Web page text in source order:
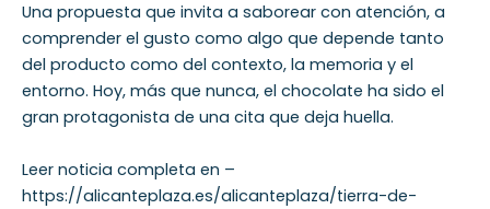
Una propuesta que invita a saborear con atención, a
comprender el gusto como algo que depende tanto
del producto como del contexto, la memoria y el
entorno. Hoy, más que nunca, el chocolate ha sido el
gran protagonista de una cita que deja huella.
Leer noticia completa en –
https://alicanteplaza.es/alicanteplaza/tierra-de-